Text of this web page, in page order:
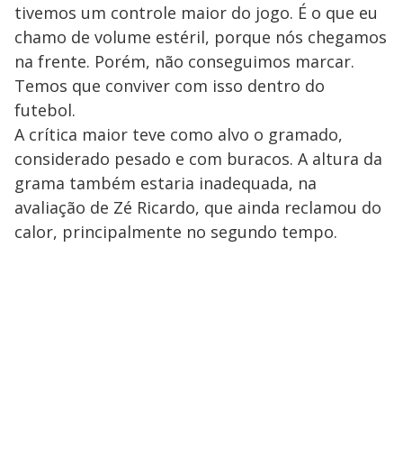
tivemos um controle maior do jogo. É o que eu
chamo de volume estéril, porque nós chegamos
na frente. Porém, não conseguimos marcar.
Temos que conviver com isso dentro do
futebol.
A crítica maior teve como alvo o gramado,
considerado pesado e com buracos. A altura da
grama também estaria inadequada, na
avaliação de Zé Ricardo, que ainda reclamou do
calor, principalmente no segundo tempo.